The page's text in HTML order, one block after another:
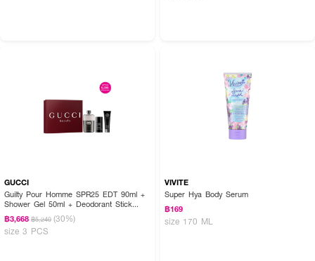
GUCCI
Guilty Pour Homme SPR25 EDT 90ml +
Shower Gel 50ml + Deodorant Stick
75ml
฿3,668 ฿5,240 (30%)
size 3 PCS
VIVITE
Super Hya Body Serum
฿169
size 170 ML